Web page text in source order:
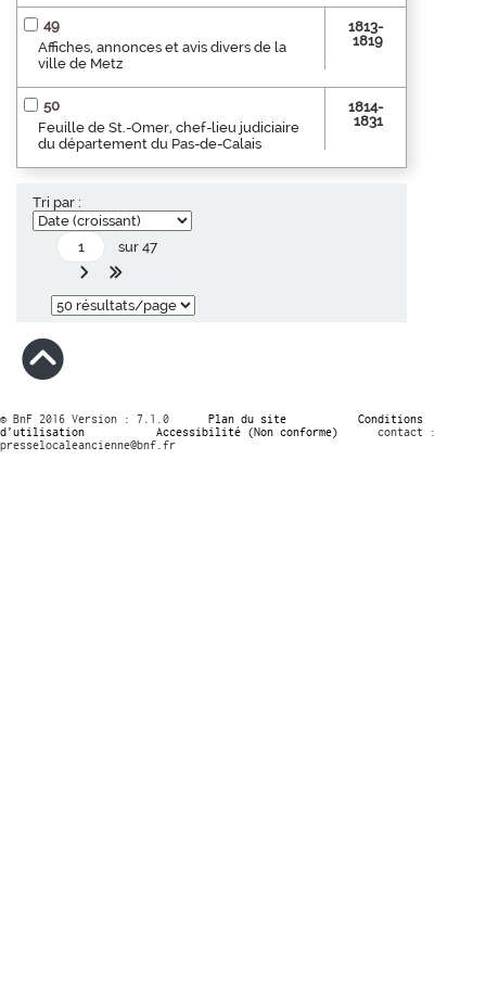
49
Affiches, annonces et avis divers de la
ville de Metz
1813-
1819
50
Feuille de St.-Omer, chef-lieu judiciaire
du département du Pas-de-Calais
1814-
1831
Tri par :
sur 47
© BnF 2016 Version : 7.1.0 Plan du site
Conditions
d’utilisation
Accessibilité (Non conforme)
contact :
presselocaleancienne@bnf.fr